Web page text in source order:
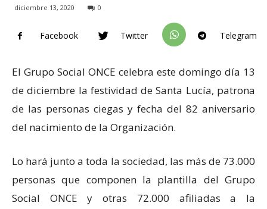
diciembre 13, 2020 0
Facebook Twitter Telegram
El Grupo Social ONCE celebra este domingo día 13
de diciembre la festividad de Santa Lucía, patrona
de las personas ciegas y fecha del 82 aniversario
del nacimiento de la Organización.
Lo hará junto a toda la sociedad, las más de 73.000
personas que componen la plantilla del Grupo
Social ONCE y otras 72.000 afiliadas a la